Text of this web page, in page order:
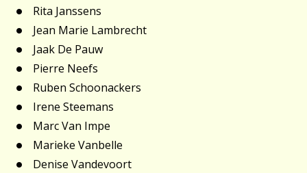
Rita Janssens
Jean Marie Lambrecht
Jaak De Pauw
Pierre Neefs
Ruben Schoonackers
Irene Steemans
Marc Van Impe
Marieke Vanbelle
Denise Vandevoort